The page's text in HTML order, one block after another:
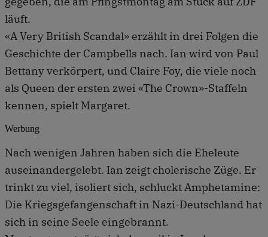
läuft.
«A Very British Scandal» erzählt in drei Folgen die
Geschichte der Campbells nach. Ian wird von Paul
Bettany verkörpert, und Claire Foy, die viele noch
als Queen der ersten zwei «The Crown»-Staffeln
kennen, spielt Margaret.
Werbung
Nach wenigen Jahren haben sich die Eheleute
auseinandergelebt. Ian zeigt cholerische Züge. Er
trinkt zu viel, isoliert sich, schluckt Amphetamine:
Die Kriegsgefangenschaft in Nazi-Deutschland hat
sich in seine Seele eingebrannt.